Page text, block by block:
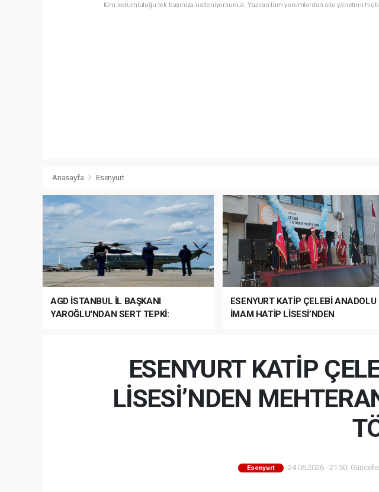
tüm sorumluluğu tek başınıza üstleniyorsunuz. Yazılan tüm yorumlardan site yönetimi
Anasayfa Esenyurt
AGD İSTANBUL İL BAŞKANI
YAROĞLU'NDAN SERT TEPKİ:
ESENYURT KATİP ÇELEBİ ANADOLU
İMAM HATİP LİSESİ’NDEN
ESENYURT KATİP
LİSESİ’NDEN
Esenyurt 24.06.2026 - 21:50,